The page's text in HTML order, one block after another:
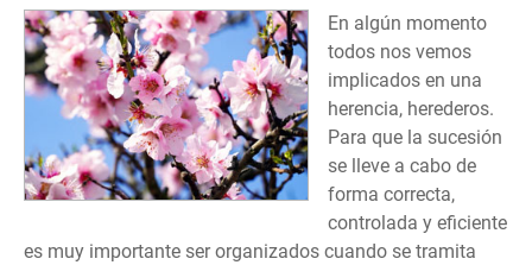
En algún momento
todos nos vemos
implicados en una
herencia, herederos.
Para que la sucesión
se lleve a cabo de
forma correcta,
controlada y eficiente
es muy importante ser organizados cuando se tramita